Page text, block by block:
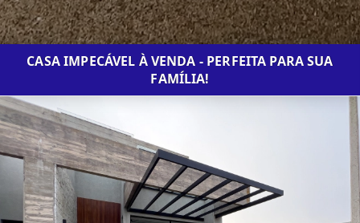
CASA IMPECÁVEL À VENDA - PERFEITA PARA SUA
FAMÍLIA!